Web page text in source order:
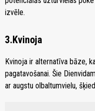
izvēle.
3.Kvinoja
Kvinoja ir alternatīva bāze,
pagatavošanai. Šie
ar augstu olbaltumvielu,